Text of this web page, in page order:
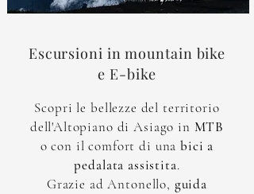
Escursioni in mountain bike
e E-bike
Scopri le bellezze del territorio
dell'Altopiano di Asiago in MTB
o con il comfort di unabici a
pedalata assistita.
Grazie ad Antonello, guida